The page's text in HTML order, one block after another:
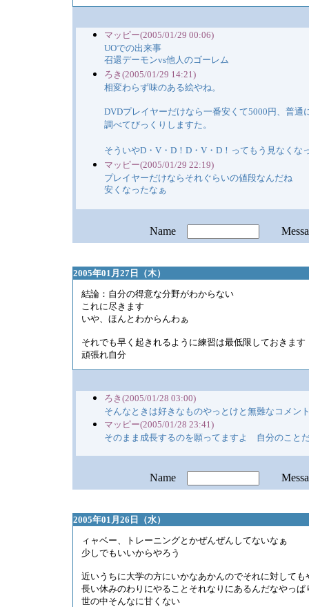
マッピー(2005/01/29 00:06)
UOでの出来事
召還デーモンvs他人のゴーレム
ろき(2005/01/29 14:21)
相変わらず味のある絵やね。
DVDプレイヤーだけなら一番安くて5000円、普通
調べてびっくりしますた。
そういやD・V・D！D・V・D！ってもう見なくな
マッピー(2005/01/29 22:19)
プレイヤーだけならそれぐらいの値段なんだね
安くなったなぁ
Name
2005年01月27日（木）
結論：自分の得意な分野がわからない
これに尽きます
いや、ほんとわからんわぁ
それでも早く起きれるように練習は最低限しておきます
頑張れ自分
ろき(2005/01/28 03:00)
そんなときは好きなものやっとけと無難なコメン
マッピー(2005/01/28 23:41)
そのまま成長するのを願ってますよ 自分のこと
Name
2005年01月26日（水）
ィャベー、トレーニングとかぜんぜんしてないなぁ
少しでもいいからやろう
近いうちに大学の方にいかなあかんのでそれに対しても
長い休みのわりにやることそれなりにあるんだなやっぱ
世の中そんなに甘くない